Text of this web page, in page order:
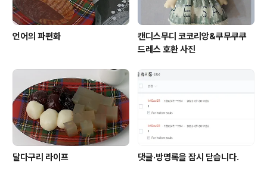
언어의 파편화
캔디스무디 코코리앙&쿠무쿠쿠
드레스 호환 사진
달다구리 라이프 댓글·방명록을 잠시 닫습니다.